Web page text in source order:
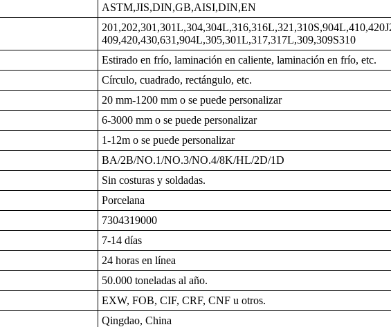
ASTM,JIS,DIN,GB,AISI,DIN,EN
409,420,430,631,904L,305,301L,317,317L,309,309S310
Estirado en frío, laminación en caliente, laminación en frío, etc.
Círculo, cuadrado, rectángulo, etc.
20 mm-1200 mm o se puede personalizar
6-3000 mm o se puede personalizar
1-12m o se puede personalizar
BA/2B/NO.1/NO.3/NO.4/8K/HL/2D/1D
Sin costuras y soldadas.
Porcelana
7304319000
7-14 días
24 horas en línea
50.000 toneladas al año.
EXW, FOB, CIF, CRF, CNF u otros.
Qingdao, China